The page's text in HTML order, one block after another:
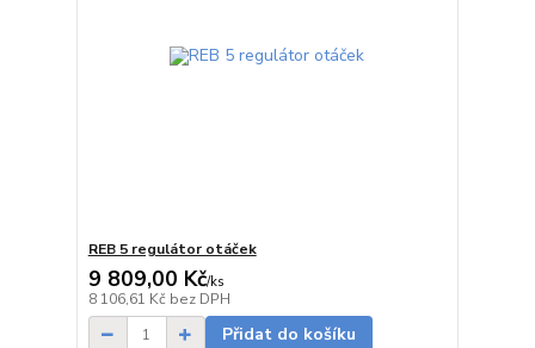
REB 5 regulátor otáček
9 809,00 Kč/ks
8 106,61 Kč bez DPH
Přidat do košíku